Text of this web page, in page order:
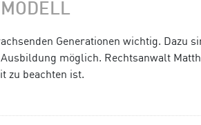
Generationen wichtig. Dazu
möglich. Rechtsanwalt
zu beachten ist.